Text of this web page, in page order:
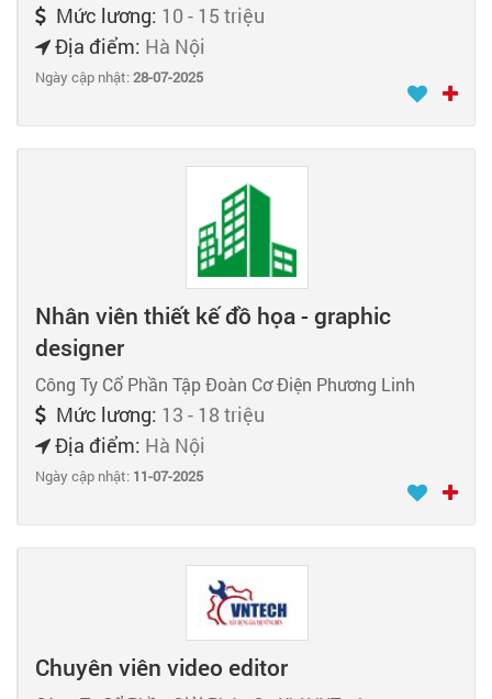
Mức lương: 10 - 15 triệu
Địa điểm: Hà Nội
Ngày cập nhật:28-07-2025
Nhân viên thiết kế đồ họa - graphic
designer
Công Ty Cổ Phần Tập Đoàn Cơ Điện Phương Linh
Mức lương: 13 - 18 triệu
Địa điểm: Hà Nội
Ngày cập nhật: 11-07-2025
Chuyên viên video editor